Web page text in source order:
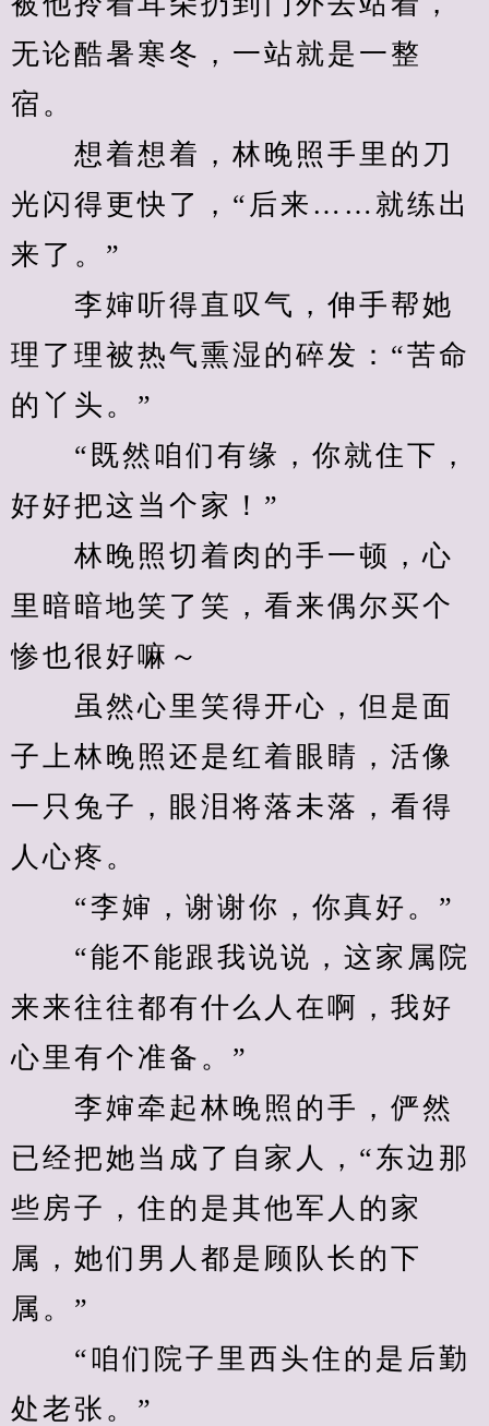
无论酷暑寒冬，一站就是一整
宿。
想着想着，林晚照手里的刀
光闪得更快了，“后来……就练出
来了。”
李婶听得直叹气，伸手帮她
理了理被热气熏湿的碎发：“苦命
的丫头。”
“既然咱们有缘，你就住下，
好好把这当个家！”
林晚照切着肉的手一顿，心
里暗暗地笑了笑，看来偶尔买个
惨也很好嘛～
虽然心里笑得开心，但是面
子上林晚照还是红着眼睛，活像
一只兔子，眼泪将落未落，看得
人心疼。
“李婶，谢谢你，你真好。”
“能不能跟我说说，这家属院
来来往往都有什么人在啊，我好
心里有个准备。”
李婶牵起林晚照的手，俨然
已经把她当成了自家人，“东边那
些房子，住的是其他军人的家
属，她们男人都是顾队长的下
属。”
“咱们院子里西头住的是后勤
处老张。”